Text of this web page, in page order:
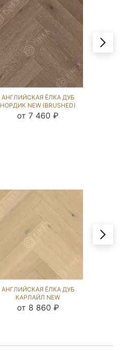
АНГЛИЙСКАЯ ЁЛКА ДУБ
НОРДИК NEW (BRUSHED)
266900
от 7 460 ₽
АНГЛИЙСКАЯ ЁЛКА ДУБ
КАРЛАЙЛ NEW
(BRUSHED) 293869
от 8 860 ₽